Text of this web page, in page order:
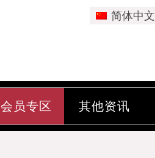
简体中文
会员专区 其他资讯